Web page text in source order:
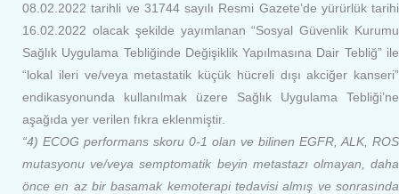
08.02.2022 tarihli ve 31744 sayılı Resmi Gazete’de yürürlük tarihi
16.02.2022 olacak şekilde yayımlanan “Sosyal Güvenlik Kurumu
Sağlık Uygulama Tebliğinde Değişiklik Yapılmasına Dair Tebliğ” ile
“lokal ileri ve/veya metastatik küçük hücreli dışı akciğer kanseri”
endikasyonunda kullanılmak üzere Sağlık Uygulama Tebliği’ne
aşağıda yer verilen fıkra eklenmiştir.
“4) ECOG performans skoru 0-1 olan ve bilinen EGFR, ALK, ROS
mutasyonu ve/veya semptomatik beyin metastazı olmayan, daha
önce en az bir basamak kemoterapi tedavisi almış ve sonrasında